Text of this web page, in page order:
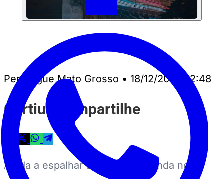
Perrengue Mato Grosso • 18/12/2021, 12:48
Curtiu? Compartilhe
Ajuda a espalhar a notícia — manda no